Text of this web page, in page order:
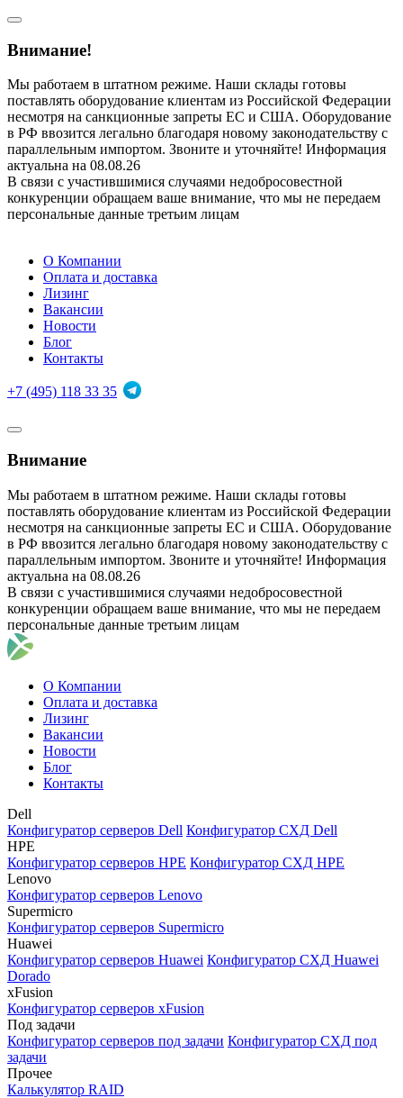
Внимание!
Мы работаем в штатном режиме. Наши склады готовы
поставлять оборудование клиентам из Российской Федерации
несмотря на санкционные запреты ЕС и США. Оборудование
в РФ ввозится легально благодаря новому законодательству с
параллельным импортом. Звоните и уточняйте! Информация
актуальна на 08.08.26
В связи с участившимися случаями недобросовестной
конкуренции обращаем ваше внимание, что мы не передаем
персональные данные третьим лицам
О Компании
Оплата и доставка
Лизинг
Вакансии
Новости
Блог
Контакты
+7 (495) 118 33 35
Внимание
Мы работаем в штатном режиме. Наши склады готовы
поставлять оборудование клиентам из Российской Федерации
несмотря на санкционные запреты ЕС и США. Оборудование
в РФ ввозится легально благодаря новому законодательству с
параллельным импортом. Звоните и уточняйте! Информация
актуальна на 08.08.26
В связи с участившимися случаями недобросовестной
конкуренции обращаем ваше внимание, что мы не передаем
персональные данные третьим лицам
О Компании
Оплата и доставка
Лизинг
Вакансии
Новости
Блог
Контакты
Dell
Конфигуратор серверов Dell Конфигуратор СХД Dell
HPE
Конфигуратор серверов HPE Конфигуратор СХД HPE
Lenovo
Конфигуратор серверов Lenovo
Supermicro
Конфигуратор серверов Supermicro
Huawei
Конфигуратор серверов Huawei Конфигуратор СХД Huawei
Dorado
xFusion
Конфигуратор серверов xFusion
Под задачи
Конфигуратор серверов под задачи Конфигуратор СХД под
задачи
Прочее
Калькулятор RAID